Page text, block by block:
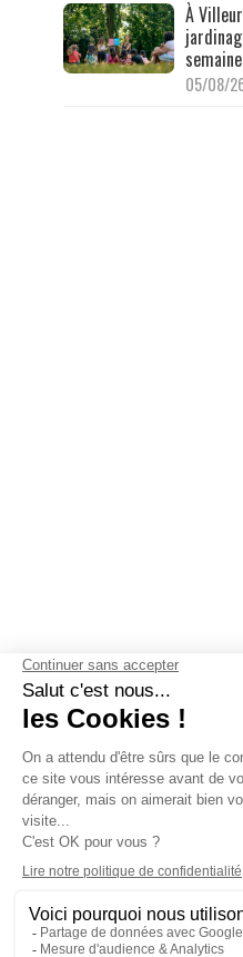
À
05/08/
Contactez-nous-
confidentialité-Gestion des